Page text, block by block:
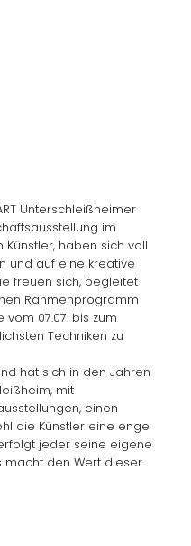
Unterschleißheimer
im
haben sich voll
und auf eine kreative
freuen sich, begleitet
Rahmenprogramm
07.07. bis zum
Techniken zu
hat sich in den Jahren
mit
einen
die Künstler eine enge
jeder seine eigene
macht den Wert dieser